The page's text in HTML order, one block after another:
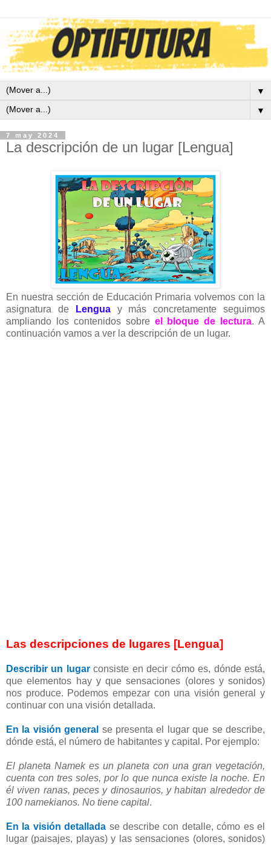
▼
▼
7 may 2024
La descripción de un lugar [Lengua]
En nuestra sección de Educación Primaria volvemos con la
asignatura de
Lenguay más concretamente seguimos
ampliando los contenidos sobre el bloque de lectura. A
continuación vamos a ver la descripción de un lugar.
Las descripciones de lugares [Lengua]
Describir un lugarconsiste en decir cómo es, dónde está,
que elementos hay y que sensaciones (olores y sonidos)
nos produce. Podemos empezar con una visión general y
continuar con una visión detallada.
En la visión general se presenta el lugar que se describe,
dónde está, el número de habitantes y capital. Por ejemplo:
El planeta Namek es un planeta con una gran vegetación,
cuenta con tres soles, por lo que nunca existe la noche. En
él viven ranas, peces y dinosaurios, y habitan alrededor de
100 namekianos. No tiene capital.
En la visión detallada se describe con detalle, cómo es el
lugar (paisajes, playas) y las sensaciones (olores, sonidos)